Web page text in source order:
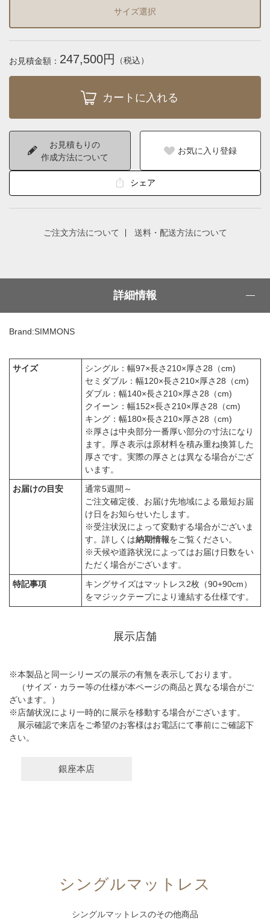
サイズ選択
お見積金額： 247,500円 （税込）
お見積もりの
作成方法について
お気に入り登録
シェア
ご注文方法について 送料・配送方法について
詳細情報
Brand:SIMMONS
サイズ
シングル：幅97×長さ210×厚さ28（cm)
セミダブル：幅120×長さ210×厚さ28（cm)
ダブル：幅140×長さ210×厚さ28（cm)
クイーン：幅152×長さ210×厚さ28（cm)
キング：幅180×長さ210×厚さ28（cm)
※厚さは中央部分一番厚い部分の寸法になり
ます。厚さ表示は原材料を積み重ね換算した
厚さです。実際の厚さとは異なる場合がござ
います。
お届けの目安
通常5週間～
ご注文確定後、お届け先地域による最短お届
け日をお知らせいたします。
※受注状況によって変動する場合がございま
す。詳しくは納期情報をご覧ください。
※天候や道路状況によってはお届け日数をい
ただく場合がございます。
特記事項
キングサイズはマットレス2枚（90+90cm）
をマジックテープにより連結する仕様です。
展示店舗
※本製品と同一シリーズの展示の有無を表示しております。
（サイズ・カラー等の仕様が本ページの商品と異なる場合がご
ざいます。）
※店舗状況により一時的に展示を移動する場合がございます。
展示確認で来店をご希望のお客様はお電話にて事前にご確認下
さい。
銀座本店
シングルマットレス
シングルマットレスのその他商品